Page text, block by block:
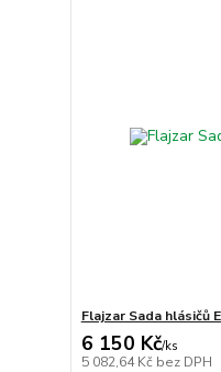
Flajzar Sada hlásičů
6 150 Kč/ks
5 082,64 Kč bez DPH